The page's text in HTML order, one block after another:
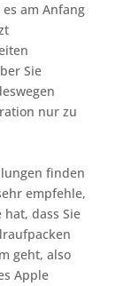
am Anfang
Sie
nur zu
finden
empfehle,
dass Sie
geht, also
Apple